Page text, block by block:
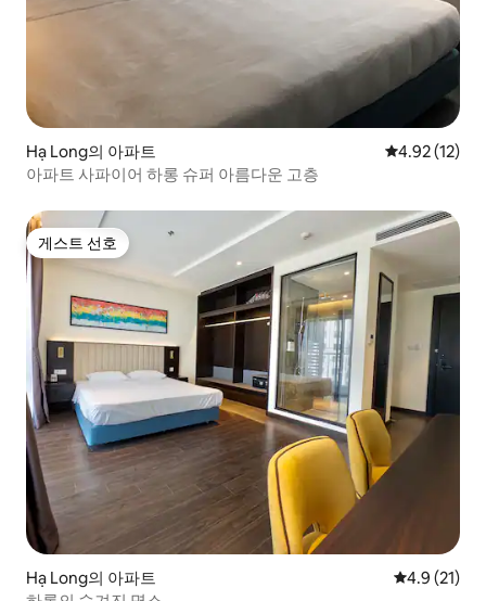
Hạ Long의 아파트 평점 4.92점
4.92 (12)
아파트 사파이어 하롱 슈퍼 아름다운 고층
게스트 선호
게스트 선호
Hạ Long의 아파트 평점 4.9점
4.9 (21)